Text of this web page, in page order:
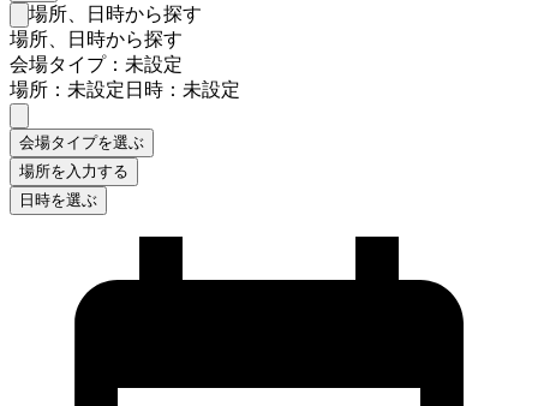
検索フォームを閉じる
場所、日時から探す
場所、日時から探す
会場タイプ：未設定
場所：未設定日時：未設定
会場タイプを選ぶ
場所を入力する
日時を選ぶ